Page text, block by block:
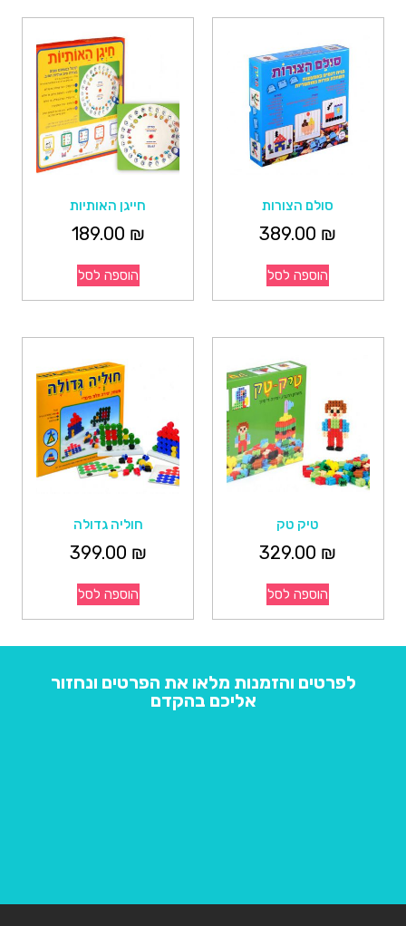
סולם הצורות
389.00 ₪
הוספה לסל
חייגן האותיות
189.00 ₪
הוספה לסל
טיק טק
329.00 ₪
הוספה לסל
חוליה גדולה
399.00 ₪
הוספה לסל
לפרטים והזמנות מלאו את הפרטים ונחזור
אליכם בהקדם